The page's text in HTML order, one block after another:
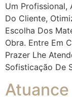
Um Profissional,
Do Cliente,
Escolha Dos
Obra. Entre Em
Prazer Lhe
Sofisticação De